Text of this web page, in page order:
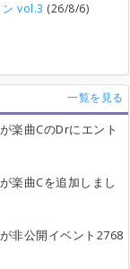
ン vol.3 (26/8/6)
一覧を見る
楽曲CのDrにエント
楽曲Cを追加しまし
非公開イベント2768